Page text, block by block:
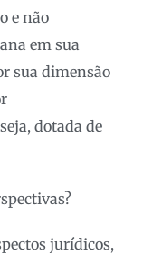
e não
em sua
sua dimensão
dotada de
jurídicos,